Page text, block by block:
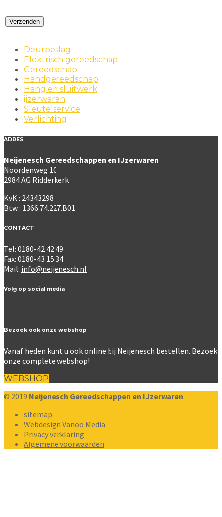
Deurbeslag
Elektrisch gereedschap
Gereedschap
Handgereedschap
Hang en sluitwerk
ijzerwaren
Sleutelservice
Verlichting
ADRES
Neijenesch Gereedschappen en IJzerwaren
Noordenweg 10
2984 AG Ridderkerk
KvK : 24343298
Btw : 1366.74.227.B01
CONTACT
Tel: 0180-42 42 49
Fax: 0180-43 15 34
Mail: info@neijenesch.nl
Volg op social media
Bezoek ook onze webshop
Vanaf heden kunt u ook online bij Neijenesch bestellen. Bezoek
onze complete webshop!
WEBSHOP
© 2019 Neijenesch Gereedschappen en IJzerwaren
sitemap
Webdesign Vanoo Media
Privacy verklaring
Algemene voorwaarden